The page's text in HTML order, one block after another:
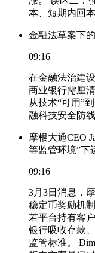
本、短期内回
金融法草案下
09:16
在金融法治建
商业银行需厘
从技术“可用”
融科技安全防线
摩根大通CEO
等监管环境”下
09:16
3月3日消息，
稳定币奖励机
若平台持有客
银行吸收存款
监管标准。